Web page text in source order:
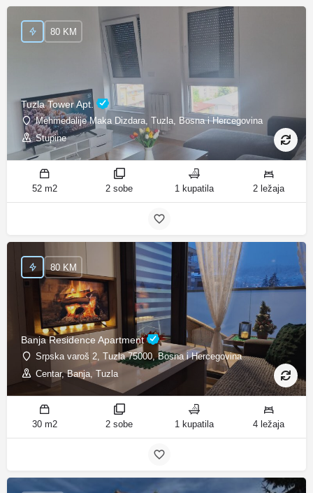
Tuzla Tower Apt.
Mehmedalije Maka Dizdara, Tuzla, Bosna i Hercegovina
Stupine
80 KM
52 m2 2 sobe 1 kupatila 2 ležaja
Banja Residence Apartment
Srpska varoš 2, Tuzla 75000, Bosna i Hercegovina
Centar, Banja, Tuzla
80 KM
30 m2 2 sobe 1 kupatila 4 ležaja